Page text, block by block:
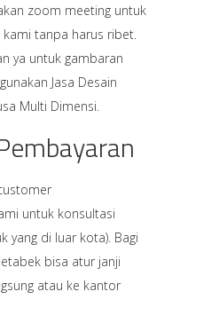
zoom meeting untuk
tanpa harus ribet.
ya untuk gambaran
Jasa Desain
Multi Dimensi.
untuk konsultasi
yang di luar kota). Bagi
bisa atur janji
atau ke kantor